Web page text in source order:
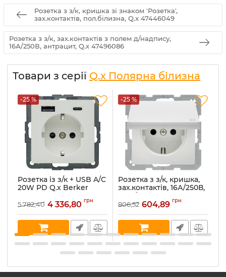
Розетка з з/к, кришка зі знаком 'Розетка',
зах.контактів, пол.білизна, Q.x 47446049
Розетка з з/к, зах.контактів з полем д/надпису,
16А/250В, антрацит, Q.x 47496086
Товари з серії Q.x Полярна білизна
-25 %
Розетка із з/к + USB A/C
20W PD Q.x Berker
білизна
Артикул:48146089
В наявності:
5 782,40 4 336,80 грн
-25 %
Розетка з з/к, кришка,
зах.контактів, 16А/250В,
пол.білизна, Q.x
47516089
Артикул:47516089
В наявності:
806,52 604,89 грн